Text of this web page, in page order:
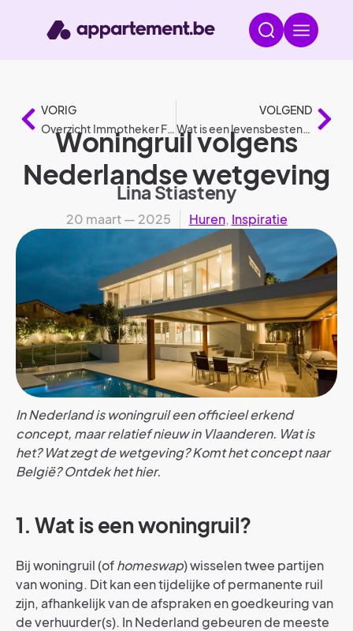
VORIG
Overzicht Immotheker Finotheker kantoren België
VOLGEND
Wat is een levensbestendige woning?
Woningruil volgens
Nederlandse wetgeving
Lina Stiasteny
20 maart — 2025 Huren, Inspiratie
In Nederland is woningruil een officieel erkend
concept, maar relatief nieuw in Vlaanderen. Wat is
het? Wat zegt de wetgeving? Komt het concept naar
België? Ontdek het hier.
1. Wat is een woningruil?
Bij woningruil (ofhomeswap) wisselen twee partijen
van woning. Dit kan een tijdelijke of permanente ruil
zijn, afhankelijk van de afspraken en goedkeuring van
de verhuurder(s). In Nederland gebeuren de meeste